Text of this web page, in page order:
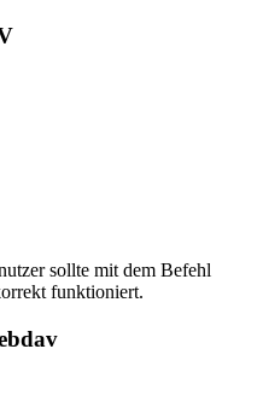
sollte mit dem Befehl
funktioniert.